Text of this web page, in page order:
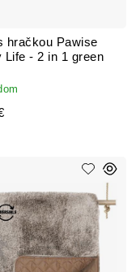
hračkou Pawise
Life - 2 in 1 green